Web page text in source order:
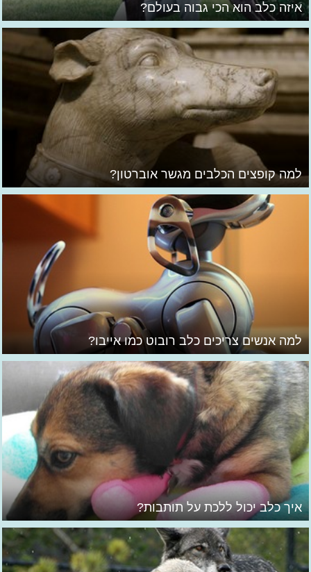
איזה כלב הוא הכי גבוה בעולם?
למה קופצים הכלבים מגשר אוברטון?
למה אנשים צריכים כלב רובוט כמו אייבו?
איך כלב יכול ללכת על תותבות?